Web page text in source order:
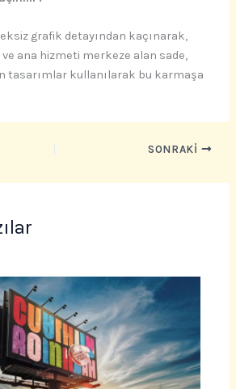
grafik detayından kaçınarak,
ve ana hizmeti merkeze alan sade,
tasarımlar kullanılarak bu karmaşa
SONRAKI